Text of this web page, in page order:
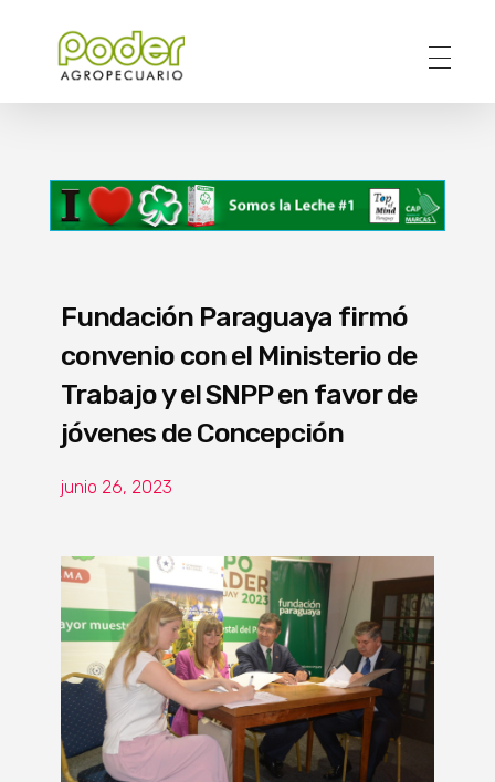
Fundación Paraguaya firmó
convenio con el Ministerio de
Trabajo y el SNPP en favor de
jóvenes de Concepción
junio 26, 2023